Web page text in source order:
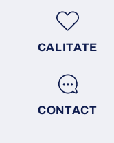
CALITATE
CONTACT